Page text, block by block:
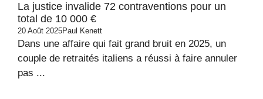
La justice invalide 72 contraventions pour un
total de 10 000 €
20 Août 2025Paul Kenett
Dans une affaire qui fait grand bruit en 2025, un
couple de retraités italiens a réussi à faire annuler
pas ...